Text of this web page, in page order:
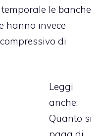
le banche
hanno invece
di
Leggi
anche:
Quanto si